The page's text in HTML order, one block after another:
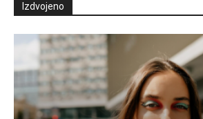
Izdvojeno